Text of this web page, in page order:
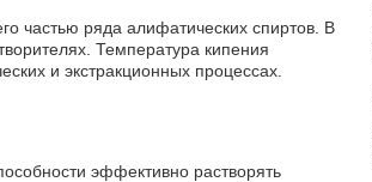
частью ряда алифатических спиртов. В
Температура кипения
и экстракционных процессах.
эффективно растворять